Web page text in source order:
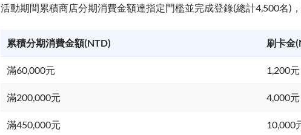
活動期間累積商店分期消費金額達指定門檻並完成登錄(總計4,500名)
累積分期消費金額(NTD) 刷卡金
滿60,000元 1,200元
滿200,000元 4,000元
滿450,000元 10,000